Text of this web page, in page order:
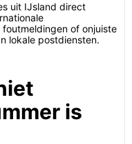
uit IJsland direct
of onjuiste
lokale postdiensten.
is